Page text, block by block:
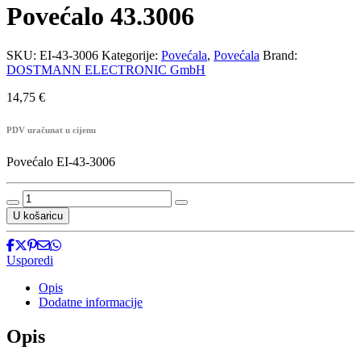
Povećalo 43.3006
SKU: EI-43-3006 Kategorije: Povećala, Povećala Brand:
DOSTMANN ELECTRONIC GmbH
14,75 €
PDV uračunat u cijenu
Povećalo EI-43-3006
Povećalo
43.3006
količina
U košaricu
Usporedi
Opis
Dodatne informacije
Opis